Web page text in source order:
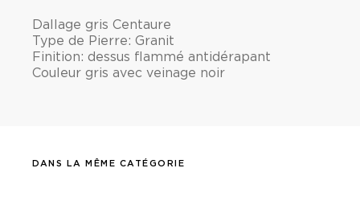
Dallage gris Centaure
Type de Pierre: Granit
Finition: dessus flammé antidérapant
Couleur gris avec veinage noir
DANS LA MÊME CATÉGORIE